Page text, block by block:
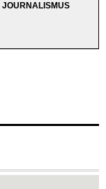
JOURNALISMUS